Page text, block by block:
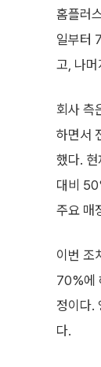
홈플러
일부터
고, 나
회사 측
하면서
했다.
대비
주요 매
이번 조
70%에
정이다.
다.